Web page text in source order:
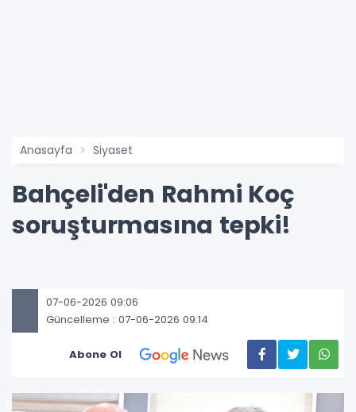
Anasayfa Siyaset
Bahçeli'den Rahmi Koç
soruşturmasına tepki!
07-06-2026 09:06
Güncelleme : 07-06-2026 09:14
Abone Ol